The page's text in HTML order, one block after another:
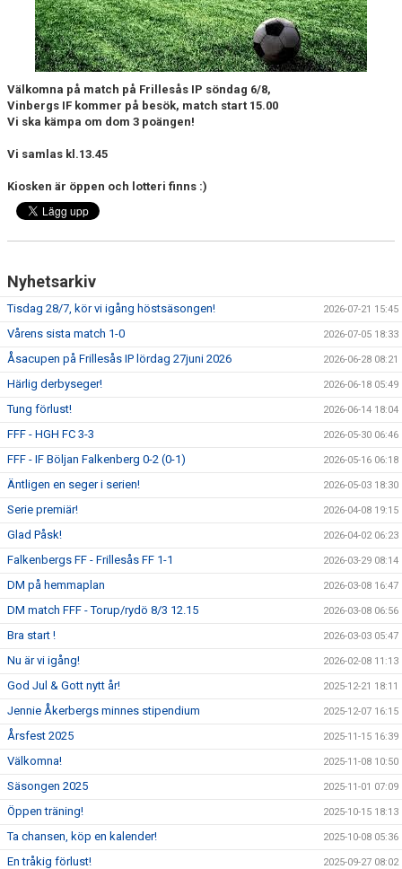
DOKUMENT
KONTAKT
MATCHER
MATCHREFERAT A-LAGET
MARATON MATCHER
SPELARRÅDET
Välkomna på match på Frillesås IP söndag 6/8,
Vinbergs IF kommer på besök, match start 15.00
Vi ska kämpa om dom 3 poängen!
Vi samlas kl.13.45
Kiosken är öppen och lotteri finns :)
Nyhetsarkiv
Tisdag 28/7, kör vi igång höstsäsongen! 2026-07-21 15:45
Vårens sista match 1-0 2026-07-05 18:33
Åsacupen på Frillesås IP lördag 27juni 2026 2026-06-28 08:21
Härlig derbyseger! 2026-06-18 05:49
Tung förlust! 2026-06-14 18:04
FFF - HGH FC 3-3 2026-05-30 06:46
FFF - IF Böljan Falkenberg 0-2 (0-1) 2026-05-16 06:18
Äntligen en seger i serien! 2026-05-03 18:30
Serie premiär! 2026-04-08 19:15
Glad Påsk! 2026-04-02 06:23
Falkenbergs FF - Frillesås FF 1-1 2026-03-29 08:14
DM på hemmaplan 2026-03-08 16:47
DM match FFF - Torup/rydö 8/3 12.15 2026-03-08 06:56
Bra start ! 2026-03-03 05:47
Nu är vi igång! 2026-02-08 11:13
God Jul & Gott nytt år! 2025-12-21 18:11
Jennie Åkerbergs minnes stipendium 2025-12-07 16:15
Årsfest 2025 2025-11-15 16:39
Välkomna! 2025-11-08 10:50
Säsongen 2025 2025-11-01 07:09
Öppen träning! 2025-10-15 18:13
Ta chansen, köp en kalender! 2025-10-08 05:36
En tråkig förlust! 2025-09-27 08:02